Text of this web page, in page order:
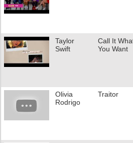
Taylor
Swift
Call It
You Want
Olivia
Rodrigo
Traitor